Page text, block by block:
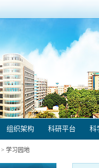
组织架构 科研平台 科
> 学习园地